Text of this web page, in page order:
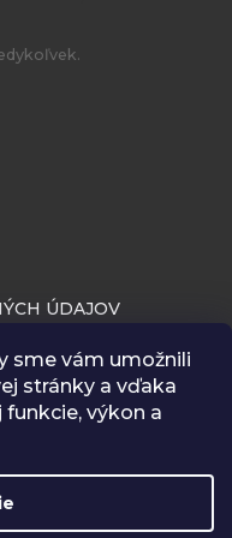
sme vám umožnili
stránky a vďaka
funkcie, výkon a
ÚDAJOV
TOVARU)